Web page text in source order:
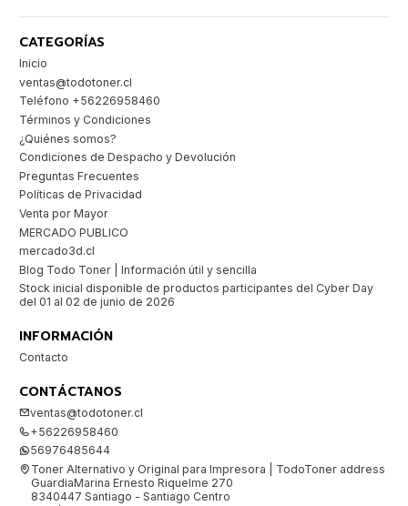
CATEGORÍAS
Inicio
ventas@todotoner.cl
Teléfono +56226958460
Términos y Condiciones
¿Quiénes somos?
Condiciones de Despacho y Devolución
Preguntas Frecuentes
Políticas de Privacidad
Venta por Mayor
MERCADO PUBLICO
mercado3d.cl
Blog Todo Toner | Información útil y sencilla
Stock inicial disponible de productos participantes del Cyber Day
del 01 al 02 de junio de 2026
INFORMACIÓN
Contacto
CONTÁCTANOS
ventas@todotoner.cl
+56226958460
56976485644
Toner Alternativo y Original para Impresora | TodoToner address
GuardiaMarina Ernesto Riquelme 270
8340447 Santiago - Santiago Centro